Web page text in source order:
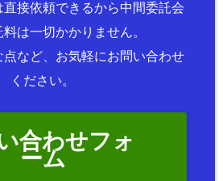
直接依頼できるから中間委託会
は一切かかりません。
点など、お気軽にお問い合わせ
ください。
合わせフォ
ーム